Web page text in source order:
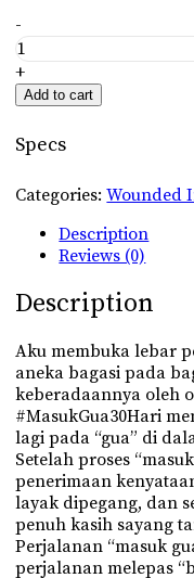
Konsep
Menyelami
Diri
Untuk
Pemula
-
+
Add to cart
Specs
Categories: Wounded
Description
Reviews (0)
Description
Aku membuka lebar
aneka bagasi pada
keberadaannya oleh
#MasukGua30Hari
lagi pada “gua” di
Setelah proses
penerimaan
layak dipegang, dan
penuh kasih sayang
Perjalanan “masuk
perjalanan melepas